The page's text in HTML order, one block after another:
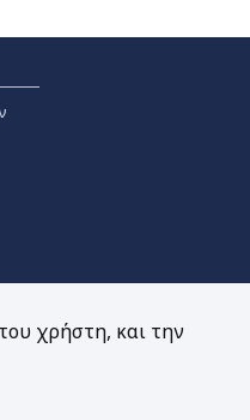
χρήστη, και την